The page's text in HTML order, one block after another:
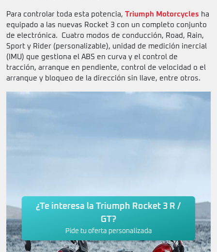
Para controlar toda esta potencia, Triumph Motorcycles ha
equipado a las nuevas Rocket 3 con un completo conjunto
de electrónica. Cuatro modos de conducción, Road, Rain,
Sport y Rider (personalizable), unidad de medición inercial
(IMU) que gestiona el ABS en curva y el control de
tracción, arranque en pendiente, control de velocidad o el
arranque y bloqueo de la dirección sin llave, entre otros.
¿Te interesa la Triumph Rocket 3 R /
GT?
Pide tu oferta personalizada